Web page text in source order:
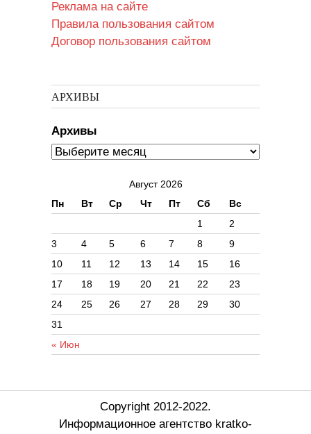
Реклама на сайте
Правила пользования сайтом
Договор пользования сайтом
АРХИВЫ
Архивы
Август 2026
Пн
Вт Ср Чт Пт Сб Вс
« Июн
1
2
3
4 5 6 7 8
9
10
11 12 13 14 15
16
17
18 19 20 21 22
23
24
25 26 27 28 29
30
31
Copyright 2012-2022.
Информационное агентство kratko-